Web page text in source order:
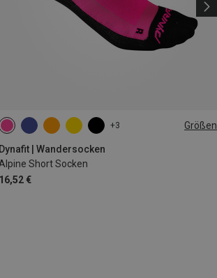
+3 Größen
Dynafit | Wandersocken
Short Socken
16,52 €
35|36|37|38 39|40|41|42